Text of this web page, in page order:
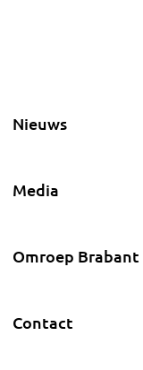
Nieuws
Media
Omroep Brabant
Contact